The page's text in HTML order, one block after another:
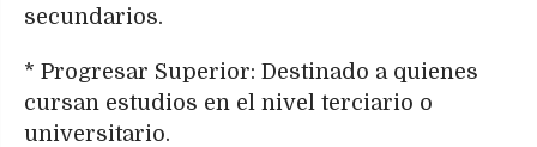
secundarios.
* Progresar Superior: Destinado a quienes
cursan estudios en el nivel terciario o
universitario.